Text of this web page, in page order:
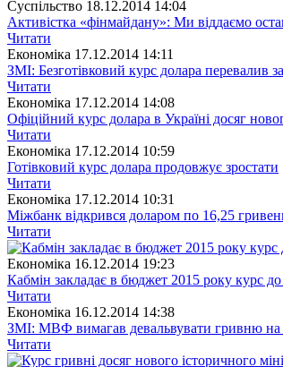
Суспiльство 18.12.2014 14:04
Активістка «фінмайдану»: Ми віддаємо
Читати
Економіка 17.12.2014 14:11
ЗМІ: Безготівковий курс долара перевалив
Читати
Економіка 17.12.2014 14:08
Офіційний курс долара в Україні досяг
Читати
Економіка 17.12.2014 10:59
Готівковий курс долара продовжує зростати
Читати
Економіка 17.12.2014 10:31
Міжбанк відкрився доларом по 16,25
Читати
Економіка 16.12.2014 19:23
Кабмін закладає в бюджет 2015 року курс
Читати
Економіка 16.12.2014 14:38
ЗМІ: МВФ вимагав девальвувати гривню на
Читати